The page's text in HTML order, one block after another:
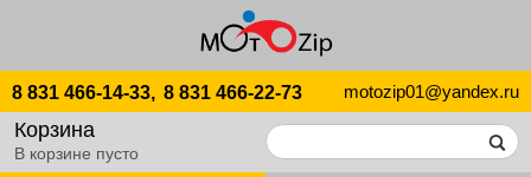
8 831 466-14-33, 8 831 466-22-73 motozip01@yandex.ru
Корзина
В корзине пусто